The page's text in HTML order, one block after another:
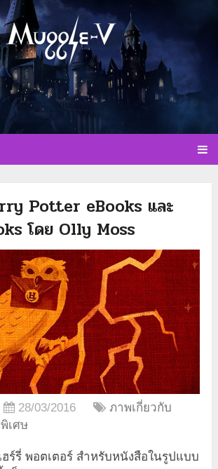
Potter eBooks และ
โดย Olly Moss
28/03/2016
ภาพเกี่ยวกับ
เศษ
ร์รี่ พอตเตอร์ สำหรับหนังสือในรูปแบบ